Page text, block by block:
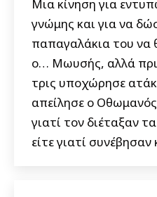
Μια κίνηση για
γνώμης και για να
παπαγαλάκια του να
ο… Μωυσής, αλλά
τρις υποχώρησε
απείλησε ο
γιατί τον διέταξαν
είτε γιατί